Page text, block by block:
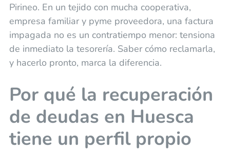
Pirineo. En un tejido con mucha cooperativa,
empresa familiar y pyme proveedora, una factura
impagada no es un contratiempo menor: tensiona
de inmediato la tesorería. Saber cómo reclamarla,
y hacerlo pronto, marca la diferencia.
Por qué la recuperación
de deudas en Huesca
tiene un perfil propio